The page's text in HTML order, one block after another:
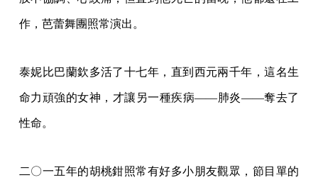
作，芭蕾舞團照常演出。
泰妮比巴蘭欽多活了十七年，直到西元兩千年，這名生
命力頑強的女神，才讓另一種疾病——肺炎——奪去了
性命。
二〇一五年的胡桃鉗照常有好多小朋友觀眾，節目單的